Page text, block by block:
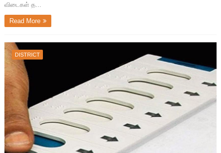
விடைகள் த...
Read More
DISTRICT